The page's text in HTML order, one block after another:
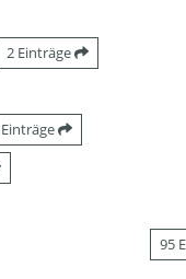
2 Einträge
95